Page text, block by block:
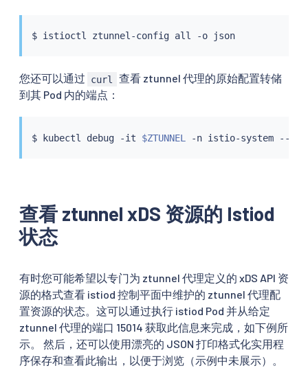
$ istioctl ztunnel-config all -o json
您还可以通过 curl
查看 ztunnel 代理的原始配置转储
到其 Pod 内的端点：
$ kubectl debug -it $ZTUNNEL -n istio-system --
查看 ztunnel xDS 资源的 Istiod
状态
有时您可能希望以专门为 ztunnel 代理定义的 xDS API 资
源的格式查看 istiod 控制平面中维护的 ztunnel 代理配
置资源的状态。这可以通过执行 istiod Pod 并从给定
ztunnel 代理的端口 15014 获取此信息来完成，如下例所
示。 然后，还可以使用漂亮的 JSON 打印格式化实用程
序保存和查看此输出，以便于浏览（示例中未展示）。